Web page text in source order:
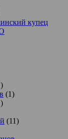
купец
(1)
(11)